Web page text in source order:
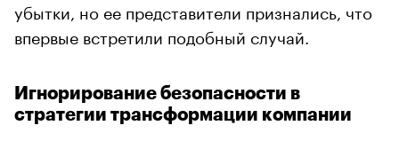
убытки, но ее представители признались, что
впервые встретили подобный случай.
Игнорирование безопасности в
стратегии трансформации компании